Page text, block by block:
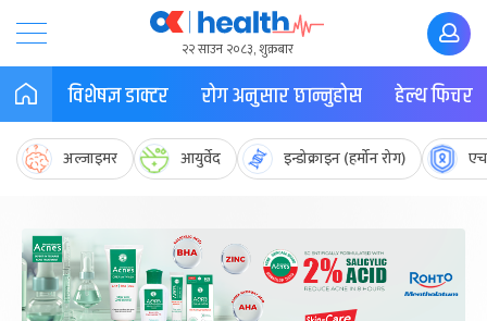
२२ साउन २०८३, शुक्रबार
विशेषज्ञ डाक्टर रोग अनुसार छान्नुहोस हेल्थ फिचर
अल्जाइमर आयुर्वेद इन्डोक्राइन (हर्मोन रोग)